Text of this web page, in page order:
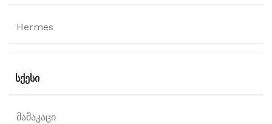
Hermes
ᲡᲥᲔᲡᲘ
მამაკაცი